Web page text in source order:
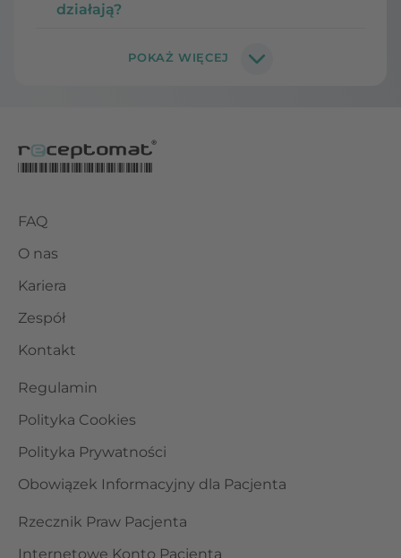
działają?
FAQ
O nas
Kariera
Zespół
Kontakt
Regulamin
Polityka Cookies
Polityka Prywatności
Obowiązek Informacyjny dla Pacjenta
Rzecznik Praw Pacjenta
Internetowe Konto Pacjenta